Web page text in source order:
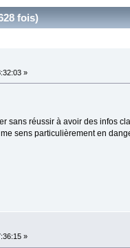
fois)
»
sans réussir à avoir des infos
sens particulièrement en
»